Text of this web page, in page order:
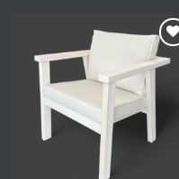
Add My